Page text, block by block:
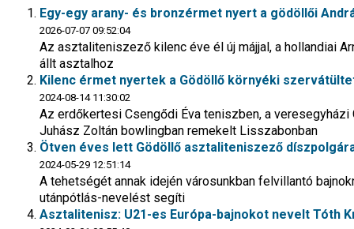
Egy-egy arany- és bronzérmet nyert a gödöllői
2026-07-07 09:52:04
Az asztaliteniszező kilenc éve él új májjal, a hollandiai
állt asztalhoz
Kilenc érmet nyertek a Gödöllő környéki
2024-08-14 11:30:02
Az erdőkertesi Csengődi Éva teniszben, a
Juhász Zoltán bowlingban remekelt Lisszabonban
Ötven éves lett Gödöllő asztaliteniszező
2024-05-29 12:51:14
A tehetségét annak idején városunkban felvillantó
utánpótlás-nevelést segíti
Asztalitenisz: U21-es Európa-bajnokot nevelt Tóth